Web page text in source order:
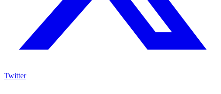
Twitter